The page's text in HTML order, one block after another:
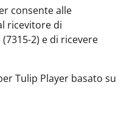
consente alle
ricevitore di
2) e di ricevere
Tulip Player basato su